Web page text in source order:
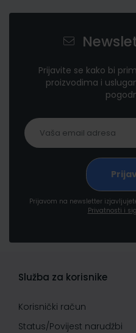
Prijavite se kako bi
proizvodima i
Prijavom na newsletter
Privatnosti i
Služba za korisnike
Korisnički račun
Status/Povijest narudžbi